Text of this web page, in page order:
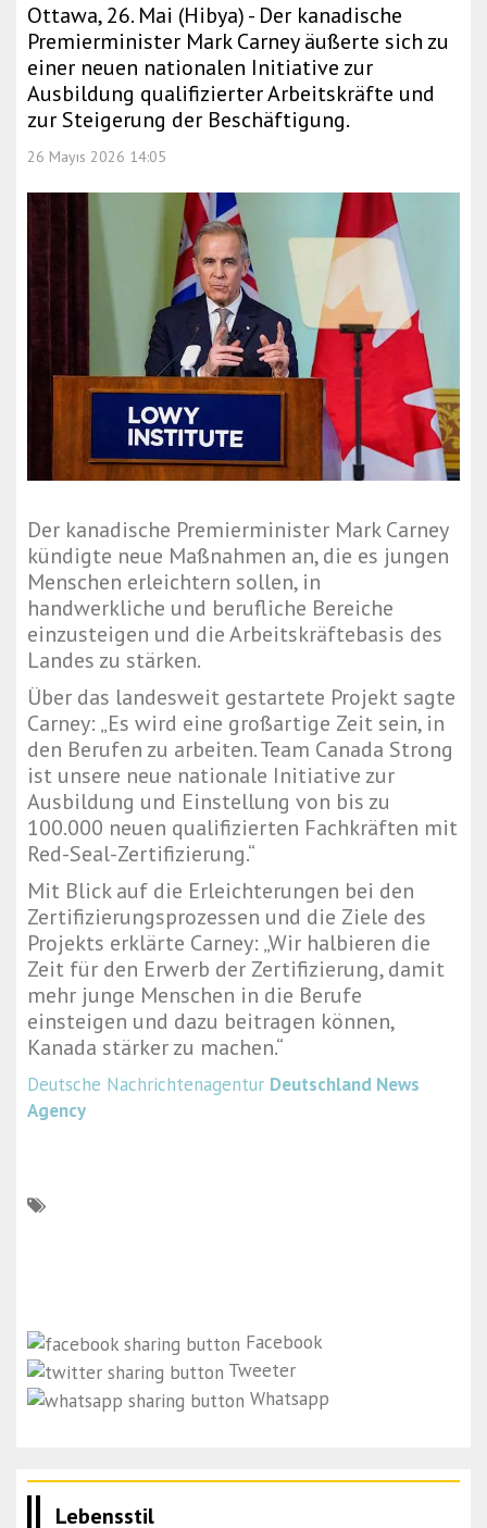
Ottawa, 26. Mai (Hibya) - Der kanadische
Premierminister Mark Carney äußerte sich zu
einer neuen nationalen Initiative zur
Ausbildung qualifizierter Arbeitskräfte und
zur Steigerung der Beschäftigung.
26 Mayıs 2026 14:05
Der kanadische Premierminister Mark Carney
kündigte neue Maßnahmen an, die es jungen
Menschen erleichtern sollen, in
handwerkliche und berufliche Bereiche
einzusteigen und die Arbeitskräftebasis des
Landes zu stärken.
Über das landesweit gestartete Projekt sagte
Carney: „Es wird eine großartige Zeit sein, in
den Berufen zu arbeiten. Team Canada Strong
ist unsere neue nationale Initiative zur
Ausbildung und Einstellung von bis zu
100.000 neuen qualifizierten Fachkräften mit
Red-Seal-Zertifizierung.“
Mit Blick auf die Erleichterungen bei den
Zertifizierungsprozessen und die Ziele des
Projekts erklärte Carney: „Wir halbieren die
Zeit für den Erwerb der Zertifizierung, damit
mehr junge Menschen in die Berufe
einsteigen und dazu beitragen können,
Kanada stärker zu machen.“
Deutsche Nachrichtenagentur Deutschland News
Agency
Facebook
Tweeter
Whatsapp
Lebensstil